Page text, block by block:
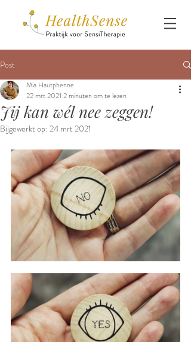
Post
Jij kan wél nee zeggen!
Mia Hautphenne
22 mrt 2021 2 minuten om te lezen
Bijgewerkt op: 24 mrt 2021